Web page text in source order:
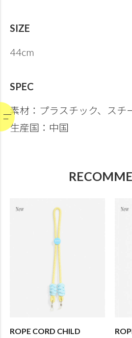
SIZE
44cm
SPEC
素材：プラスチック、スチ
生産国：中国
ROPE CORD CHILD